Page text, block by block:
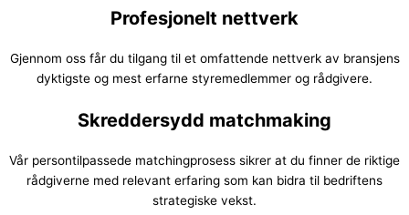
Profesjonelt nettverk
Gjennom oss får du tilgang til et omfattende nettverk av bransjens
dyktigste og mest erfarne styremedlemmer og rådgivere.
Skreddersydd matchmaking
Vår persontilpassede matchingprosess sikrer at du finner de riktige
rådgiverne med relevant erfaring som kan bidra til bedriftens
strategiske vekst.